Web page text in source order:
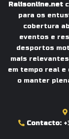
Ralisonline.net
para os
cobertura
eventos e
desportos
mais
em tempo real
o manter
Contacto: